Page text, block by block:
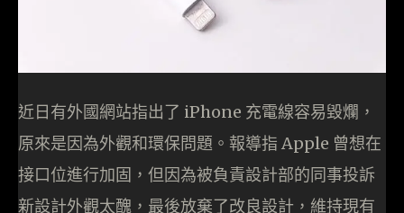
近日有外國網站指出了 iPhone 充電線容易毀爛，
原來是因為外觀和環保問題。報導指 Apple 曾想在
接口位進行加固，但因為被負責設計部的同事投訴
新設計外觀太醜，最後放棄了改良設計，維持現有